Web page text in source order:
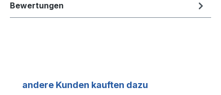
Bewertungen
Produktgalerie überspringen
andere Kunden kauften dazu